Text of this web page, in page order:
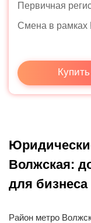
Первичная
Смена в
Купить
Волжская:
для бизнеса
Район метро